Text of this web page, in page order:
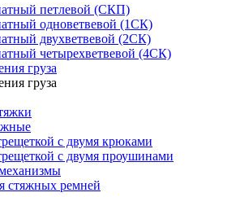
петлевой (СКП)
одноветвевой (1СК)
двухветвевой (2СК)
четырехветвевой (4СК)
груза
груза
с двумя крюками
с двумя проушинами
стяжных ремней